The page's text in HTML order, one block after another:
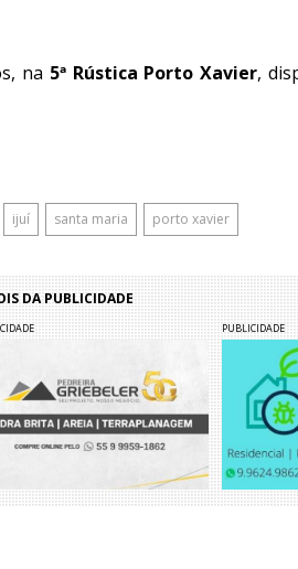
na 5ª Rústica Porto Xavier,
ijuí santa maria porto xavier
DA PUBLICIDADE
PUBLICIDADE